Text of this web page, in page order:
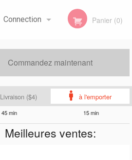
Connection
Inscription
Panier (0)
Commandez maintenant
Livraison ($4) à l'emporter
45 min 15 min
Meilleures ventes: